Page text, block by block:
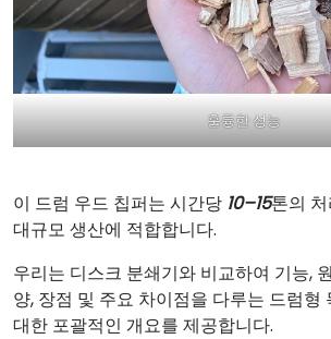
훌륭한 성능
이 드럼 우드 칩퍼는 시간당 10–15톤의
대규모 생산에 적합합니다.
우리는 디스크 분쇄기와 비교하여 기능,
양, 장점 및 주요 차이점을 다루는 드럼형
대한 포괄적인 개요를 제공합니다.